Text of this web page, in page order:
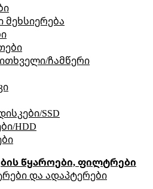
ჩამწერი
SSD
HDD
წყაროები, ფილტრები
და ადაპტერები